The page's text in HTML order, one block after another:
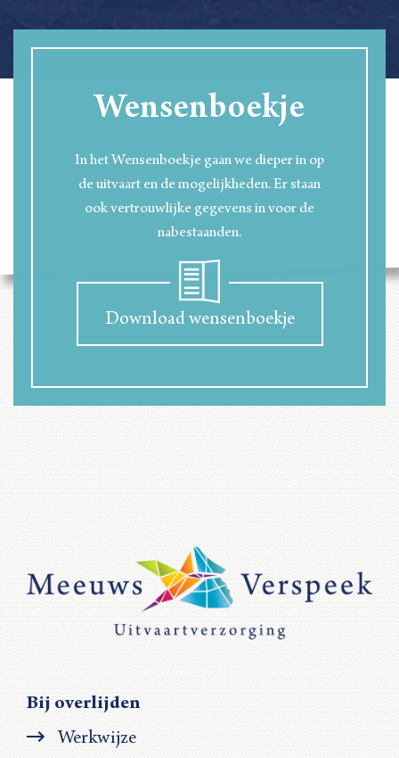
Wensenboekje
In het Wensenboekje gaan we dieper in op
de uitvaart en de mogelijkheden. Er staan
ook vertrouwlijke gegevens in voor de
nabestaanden.
Download wensenboekje
Bij overlijden
Werkwijze